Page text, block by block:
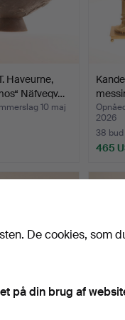
Haveurne,
Näfveqv…
10 maj
2026
38 bud
465
De cookies, som
på din brug af